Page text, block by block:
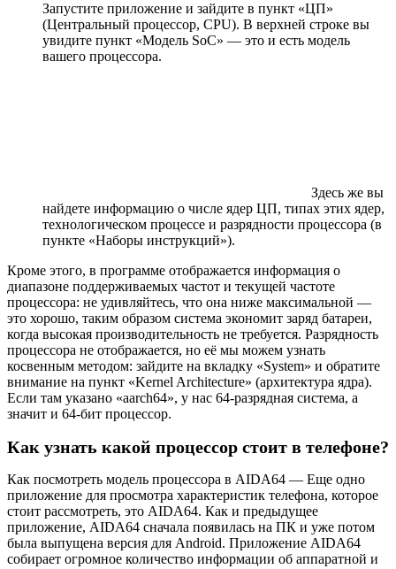
Запустите приложение и зайдите в пункт «ЦП»
(Центральный процессор, CPU). В верхней строке вы
увидите пункт «Модель SoC» — это и есть модель
вашего процессора.
Здесь же вы
найдете информацию о числе ядер ЦП, типах этих ядер,
технологическом процессе и разрядности процессора (в
пункте «Наборы инструкций»).
Кроме этого, в программе отображается информация о
диапазоне поддерживаемых частот и текущей частоте
процессора: не удивляйтесь, что она ниже максимальной —
это хорошо, таким образом система экономит заряд батареи,
когда высокая производительность не требуется. Разрядность
процессора не отображается, но её мы можем узнать
косвенным методом: зайдите на вкладку «System» и обратите
внимание на пункт «Kernel Architecture» (архитектура ядра).
Если там указано «aarch64», у нас 64-разрядная система, а
значит и 64-бит процессор.
Как узнать какой процессор стоит в телефоне?
Как посмотреть модель процессора в AIDA64 — Еще одно
приложение для просмотра характеристик телефона, которое
стоит рассмотреть, это AIDA64. Как и предыдущее
приложение, AIDA64 сначала появилась на ПК и уже потом
была выпущена версия для Android. Приложение AIDA64
собирает огромное количество информации об аппаратной и